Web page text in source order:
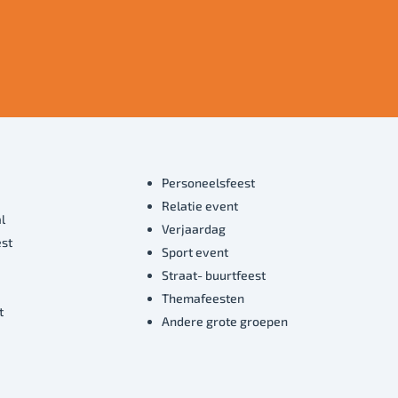
Personeelsfeest
Relatie event
Verjaardag
Sport event
Straat- buurtfeest
Themafeesten
Andere grote groepen